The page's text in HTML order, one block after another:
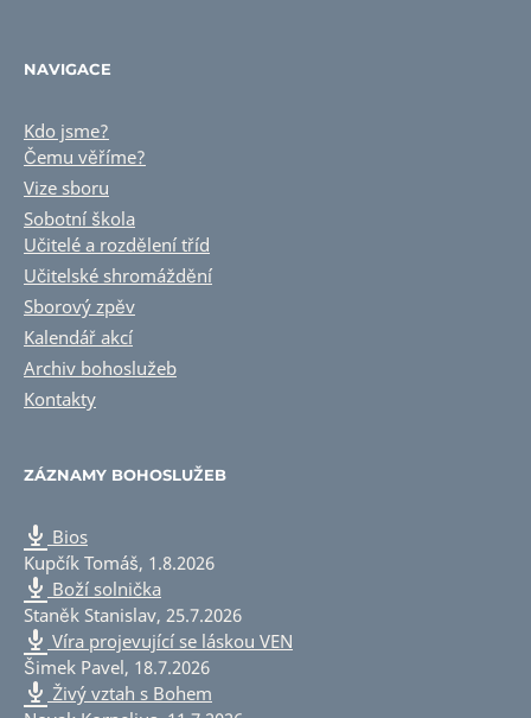
NAVIGACE
Kdo jsme?
Čemu věříme?
Vize sboru
Sobotní škola
Učitelé a rozdělení tříd
Učitelské shromáždění
Sborový zpěv
Kalendář akcí
Archiv bohoslužeb
Kontakty
ZÁZNAMY BOHOSLUŽEB
Bios
Kupčík Tomáš, 1.8.2026
Boží solnička
Staněk Stanislav, 25.7.2026
Víra projevující se láskou VEN
Šimek Pavel, 18.7.2026
Živý vztah s Bohem